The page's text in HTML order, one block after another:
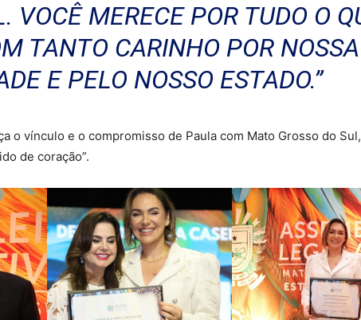
VOCÊ MERECE POR TUDO O
TANTO CARINHO POR NOSSA
E PELO NOSSO ESTADO.”
o vínculo e o compromisso de Paula com Mato Grosso do
de coração”.